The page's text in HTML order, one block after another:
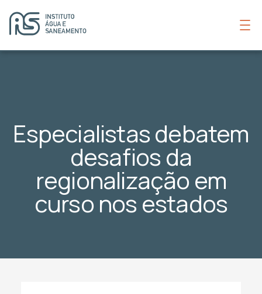
Especialistas debatem
desafios da
regionalização em
curso nos estados